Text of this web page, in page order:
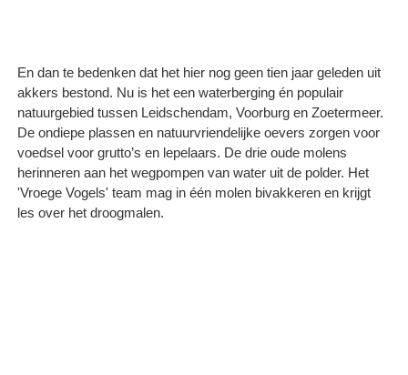
En dan te bedenken dat het hier nog geen tien jaar geleden uit
akkers bestond. Nu is het een waterberging én populair
natuurgebied tussen Leidschendam, Voorburg en Zoetermeer.
De ondiepe plassen en natuurvriendelijke oevers zorgen voor
voedsel voor grutto’s en lepelaars. De drie oude molens
herinneren aan het wegpompen van water uit de polder. Het
'Vroege Vogels' team mag in één molen bivakkeren en krijgt
les over het droogmalen.